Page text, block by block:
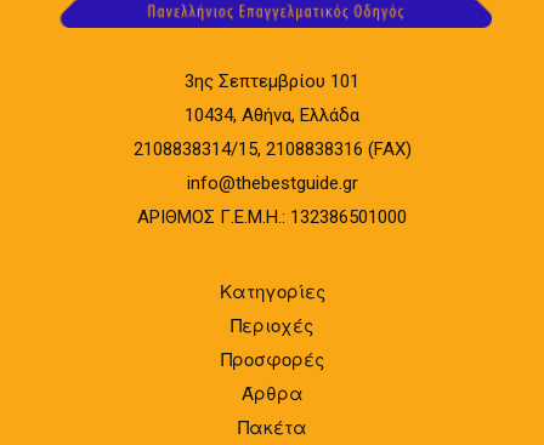
3ης Σεπτεμβρίου 101
10434, Αθήνα, Ελλάδα
2108838314/15, 2108838316 (FAX)
info@thebestguide.gr
ΑΡΙΘΜΟΣ Γ.Ε.Μ.Η.: 132386501000
Κατηγορίες
Περιοχές
Προσφορές
Άρθρα
Πακέτα